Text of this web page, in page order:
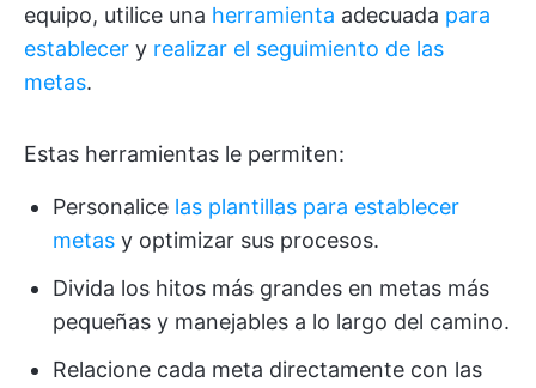
equipo, utilice una herramienta adecuada para
establecer y realizar el seguimiento de las
metas.
Estas herramientas le permiten:
Personalice las plantillas para establecer
metas y optimizar sus procesos.
Divida los hitos más grandes en metas más
pequeñas y manejables a lo largo del camino.
Relacione cada meta directamente con las